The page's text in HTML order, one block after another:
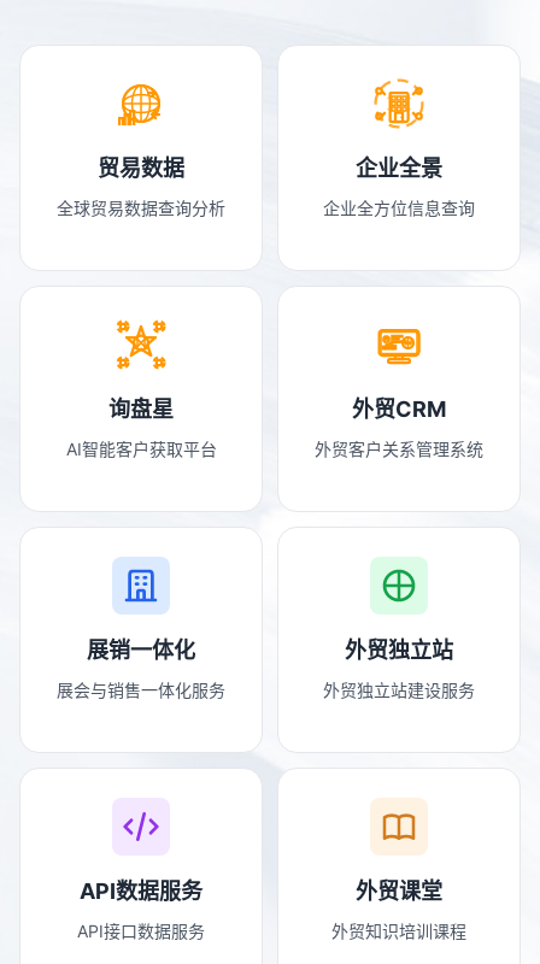
贸易数据
全球贸易数据查询分析
企业全景
企业全方位信息查询
询盘星
AI智能客户获取平台
外贸CRM
外贸客户关系管理系统
展销一体化
展会与销售一体化服务
外贸独立站
外贸独立站建设服务
API数据服务
API接口数据服务
外贸课堂
外贸知识培训课程